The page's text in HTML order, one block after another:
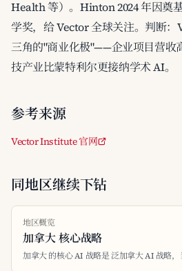
Health 等）。Hinton 2024 年因奠
学奖，给 Vector 全球关注。判断
三角的"商业化极"——企业项目营收
技产业比蒙特利尔更接纳学术 AI。
参考来源
Vector Institute 官网
同地区继续下钻
地区概览
加拿大 核心战略
加拿大 的核心 AI 战略是 泛加拿大 AI 战略，